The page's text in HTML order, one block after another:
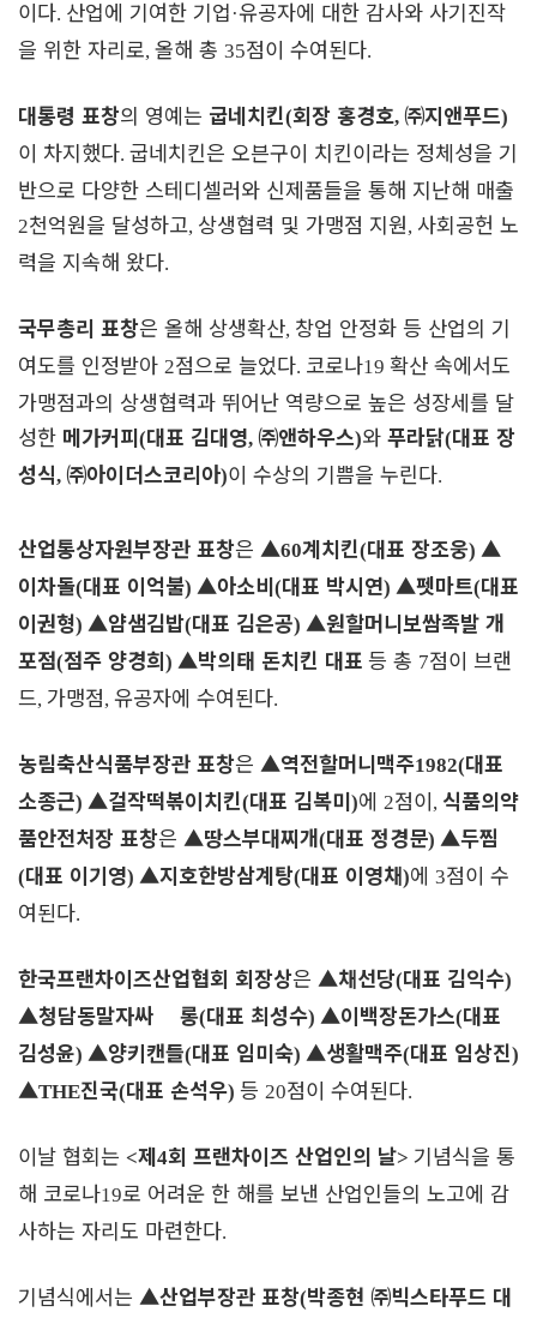
이다. 산업에 기여한 기업 ·유공자에 대한 감사와 사기진작
을 위한 자리로, 올해 총 35점이 수여된다.
대통령 표창의 영예는 굽네치킨(회장 홍경호, ㈜지앤푸드)
이 차지했다. 굽네치킨은 오븐구이 치킨이라는 정체성을 기
반으로 다양한 스테디셀러와 신제품들을 통해 지난해 매출
2천억원을 달성하고, 상생협력 및 가맹점 지원, 사회공헌 노
력을 지속해 왔다.
국무총리 표창은 올해 상생확산, 창업 안정화 등 산업의 기
여도를 인정받아 2점으로 늘었다. 코로나19 확산 속에서도
가맹점과의 상생협력과 뛰어난 역량으로 높은 성장세를 달
성한 메가커피(대표 김대영, ㈜앤하우스)와 푸라닭(대표 장
성식, ㈜아이더스코리아)이 수상의 기쁨을 누린다.
산업통상자원부장관 표창은 ▲60계치킨(대표 장조웅) ▲
이차돌(대표 이억불) ▲아소비(대표 박시연) ▲펫마트(대표
이권형) ▲얌샘김밥(대표 김은공) ▲원할머니보쌈족발 개
포점(점주 양경희) ▲박의태 돈치킨 대표 등 총 7점이 브랜
드, 가맹점, 유공자에 수여된다.
농림축산식품부장관 표창은 ▲역전할머니맥주1982(대표
소종근) ▲걸작떡볶이치킨(대표 김복미)에 2점이, 식품의약
품안전처장 표창은 ▲땅스부대찌개(대표 정경문) ▲두찜
(대표 이기영) ▲지호한방삼계탕(대표 이영채)에 3점이 수
여된다.
한국프랜차이즈산업협회 회장상은 ▲채선당(대표 김익수)
▲청담동말자싸 롱(대표 최성수) ▲이백장돈가스(대표
김성윤) ▲양키캔들(대표 임미숙) ▲생활맥주(대표 임상진)
▲THE진국(대표 손석우) 등 20점이 수여된다.
이날 협회는 <제4회 프랜차이즈 산업인의 날> 기념식을 통
해 코로나19로 어려운 한 해를 보낸 산업인들의 노고에 감
사하는 자리도 마련한다.
기념식에서는 ▲산업부장관 표창(박종현 ㈜빅스타푸드 대